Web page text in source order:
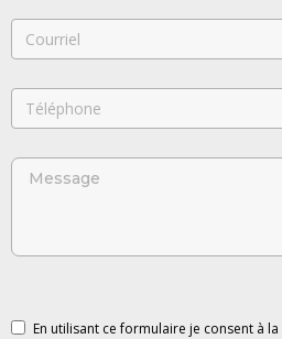
En utilisant ce formulaire je consent à la